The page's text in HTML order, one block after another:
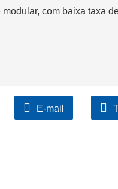
modular, com baixa taxa
E-mail